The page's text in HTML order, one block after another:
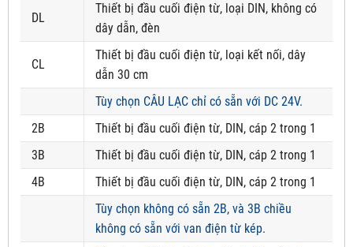
DL
Thiết bị đầu cuối điện từ, loại DIN, không có
dây dẫn, đèn
CL
Thiết bị đầu cuối điện từ, loại kết nối, dây
dẫn 30 cm
Tùy chọn CÂU LẠC chỉ có sẵn với DC 24V.
2B
Thiết bị đầu cuối điện từ, DIN, cáp 2 trong 1
3B
Thiết bị đầu cuối điện từ, DIN, cáp 2 trong 1
4B
Thiết bị đầu cuối điện từ, DIN, cáp 2 trong 1
Tùy chọn không có sẵn 2B, và 3B chiều
không có sẵn với van điện từ kép.